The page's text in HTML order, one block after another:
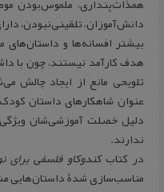
دانش‌آموزان، تلقینی‌نبودن،
بیشتر افسانه‌ها و داستان‌های
هدف کارآمد نیستند، چون با
تلویحی مانع از ایجاد چالش
عنوان شاهکارهای داستان
دلیل خصلت آموزشی‌شان
ندارند.
در کتابکندوکاو فلسفی برای
مناسب‌سازی شدۀ داستان‌هایی